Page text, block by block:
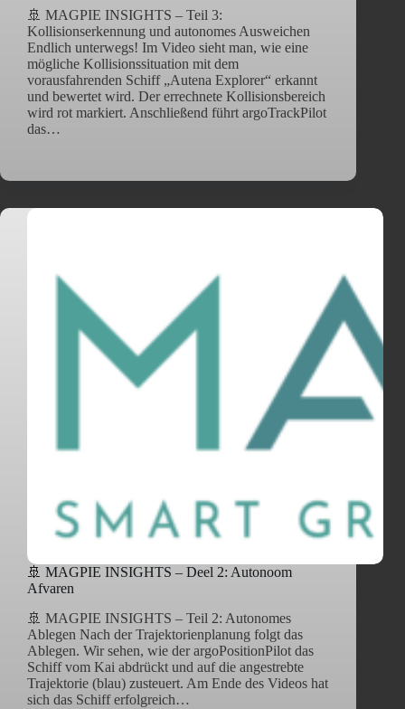
🚢 MAGPIE INSIGHTS – Teil 3:
Kollisionserkennung und autonomes Ausweichen
Endlich unterwegs! Im Video sieht man, wie eine
mögliche Kollisionssituation mit dem
vorausfahrenden Schiff „Autena Explorer“ erkannt
und bewertet wird. Der errechnete Kollisionsbereich
wird rot markiert. Anschließend führt argoTrackPilot
das…
🚢 MAGPIE INSIGHTS – Deel 2: Autonoom
Afvaren
🚢 MAGPIE INSIGHTS – Teil 2: Autonomes
Ablegen Nach der Trajektorienplanung folgt das
Ablegen. Wir sehen, wie der argoPositionPilot das
Schiff vom Kai abdrückt und auf die angestrebte
Trajektorie (blau) zusteuert. Am Ende des Videos hat
sich das Schiff erfolgreich…